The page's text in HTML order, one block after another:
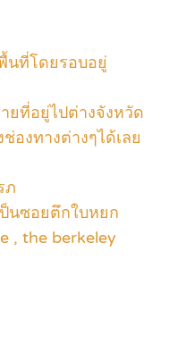
นที่โดยรอบอยู่
ยที่อยู่ไปต่างจังหวัด
องทางต่างๆได้เลย
ภ
นซอยตึกใบหยก
, the berkeley